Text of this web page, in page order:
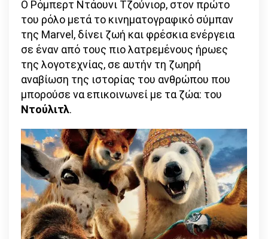
τη
γλώσσα
των
ζώων!
Ο Ρόμπερτ Ντάουνι Τζούνιορ, στον πρώτο
του ρόλο μετά το κινηματογραφικό σύμπαν
της Marvel, δίνει ζωή και φρέσκια ενέργεια
σε έναν από τους πιο λατρεμένους ήρωες
της λογοτεχνίας, σε αυτήν τη ζωηρή
αναβίωση της ιστορίας του ανθρώπου που
μπορούσε να επικοινωνεί με τα ζώα: του
Ντούλιτλ.